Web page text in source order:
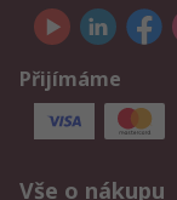
Přijímáme
Vše o nákupu